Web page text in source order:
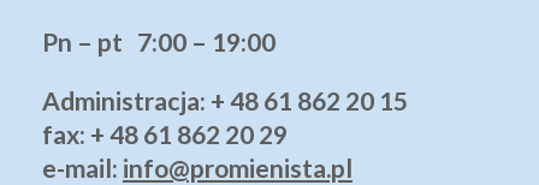
Pn – pt 7:00 – 19:00
Administracja: + 48 61 862 20 15
fax: + 48 61 862 20 29
e-mail: info@promienista.pl